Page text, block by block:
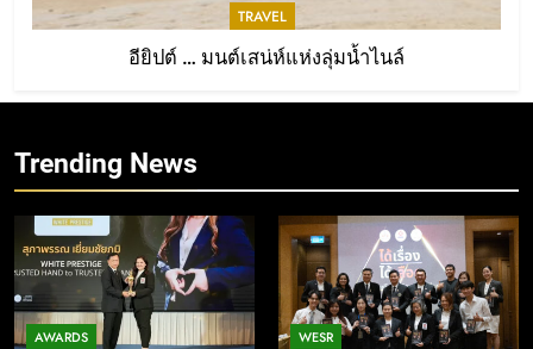
READTRAVEL
อียิปต์ … มนต์เสน่ห์แห่งลุ่มน้ำไนล์
Trending News
AWARDS WESR